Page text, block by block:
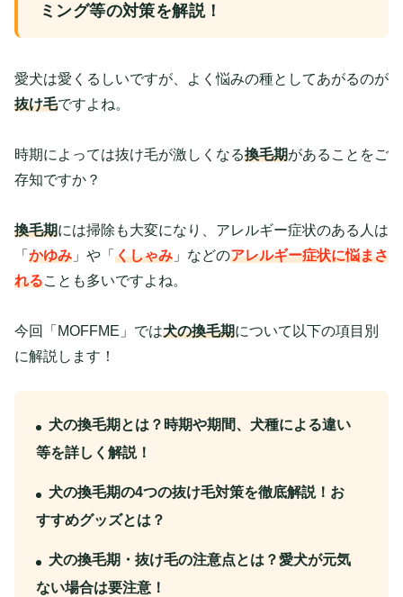
ミング等の対策を解説！
愛犬は愛くるしいですが、よく悩みの種としてあがるのが
抜け毛ですよね。
時期によっては抜け毛が激しくなる換毛期があることをご
存知ですか？
換毛期には掃除も大変になり、アレルギー症状のある人は
「 かゆみ 」や「 くしゃみ 」などのアレルギー症状に悩まさ
れることも多いですよね。
今回「MOFFME」では犬の換毛期について以下の項目別
に解説します！
犬の換毛期とは？時期や期間、犬種による違い
等を詳しく解説！
犬の換毛期の4つの抜け毛対策を徹底解説！お
すすめグッズとは？
犬の換毛期・抜け毛の注意点とは？愛犬が元気
ない場合は要注意！